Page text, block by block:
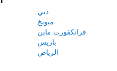
دبي
ميونخ
فرانكفورت ماين
باريس
الرياض